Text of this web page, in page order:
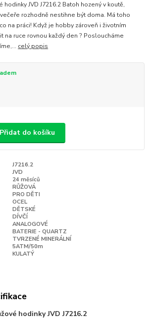
hodinky JVD J7216.2 Batoh hozený v koutě,
rozhodně nestihne být doma. Má toho
na práci! Když je hobby zároveň i životním
na ruce rovnou každý den ? Posloucháme
celý popis
Přidat do košíku
J7216.2
JVD
24 měsíců
RŮŽOVÁ
PRO DĚTI
OCEL
DĚTSKÉ
DÍVČÍ
ANALOGOVÉ
BATERIE - QUARTZ
TVRZENÉ MINERÁLNÍ
5ATM/50m
KULATÝ
hodinky JVD J7216.2